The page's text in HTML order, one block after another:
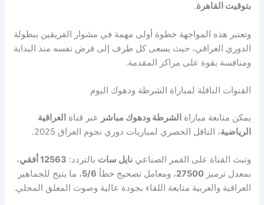
بتوقيت القاهرة.
وتعتبر هذه المواجهة خطوة أولى مهمة في مشوار الفريقين ببطولة
الدوري العراقي، حيث يسعى كل طرف إلى فرض نفسه منذ البداية
ومنافسة بقوة على مراكز المقدمة.
القنوات الناقلة لمباراة الشرطة ودهوك اليوم
يمكن متابعة مباراة الشرطة ودهوك مباشر عبر قناة العراقية
الرياضية، الناقل الحصري لمباريات دوري نجوم العراق 2025.
وتبث القناة على القمر الصناعينايل سات بالتردد: 12563 أفقي
،
بمعدل ترميز27500، ومعامل تصحيح خطأ 5/6، ما يتيح للجماهير
العراقية والعربية متابعة اللقاء بجودة عالية وصوت المعلق المحلي.